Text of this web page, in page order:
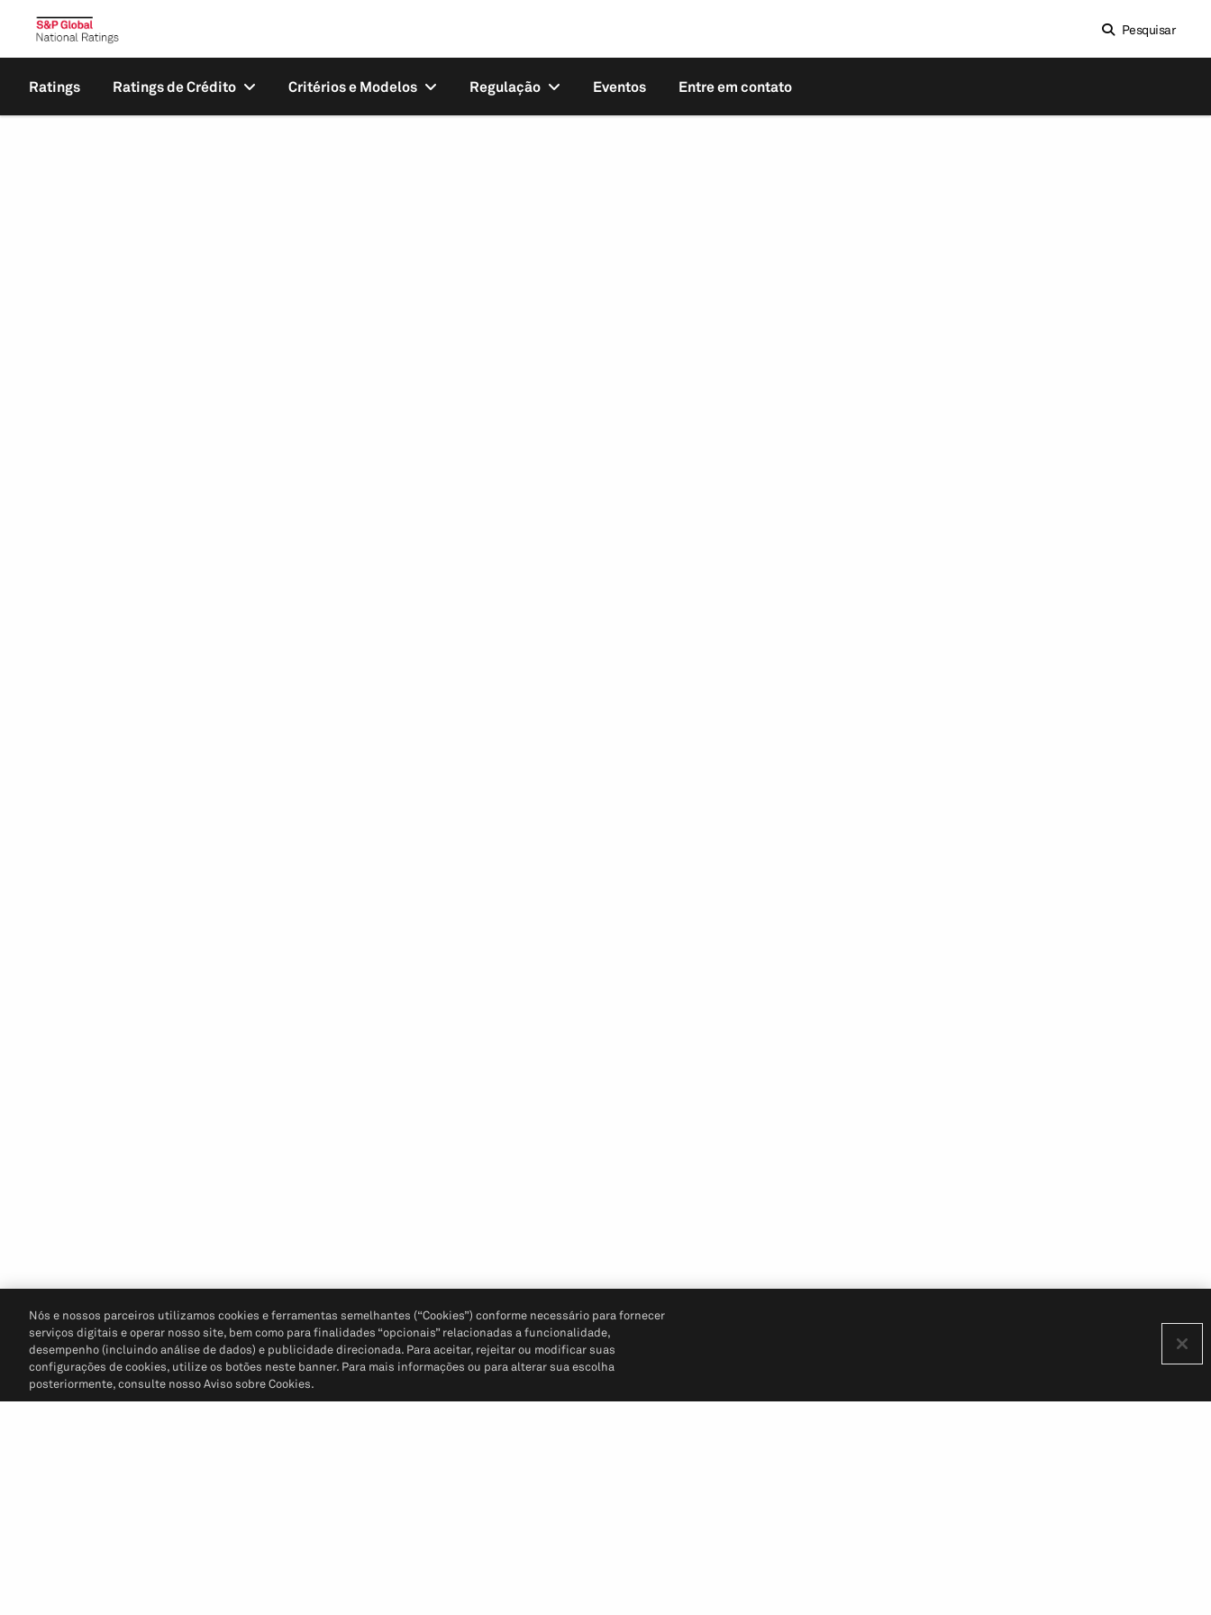
Pesquisar
Ratings Ratings de Crédito Critérios e Modelos Regulação Eventos Entre em contato
Nós e nossos parceiros utilizamos cookies e ferramentas semelhantes (“Cookies”) conforme necessário para fornecer
serviços digitais e operar nosso site, bem como para finalidades “opcionais” relacionadas a funcionalidade,
desempenho (incluindo análise de dados) e publicidade direcionada. Para aceitar, rejeitar ou modificar suas
configurações de cookies, utilize os botões neste banner. Para mais informações ou para alterar sua escolha
posteriormente, consulte nosso Aviso sobre Cookies.